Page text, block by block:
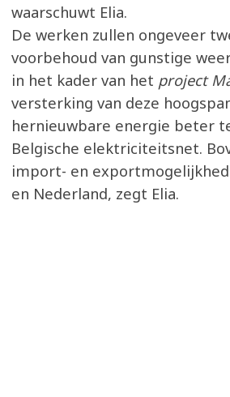
waarschuwt Elia.
De werken zullen ongeveer
voorbehoud van gunstige
in het kader van het project
versterking van deze
hernieuwbare energie beter
Belgische elektriciteitsnet.
import- en
en Nederland, zegt Elia.